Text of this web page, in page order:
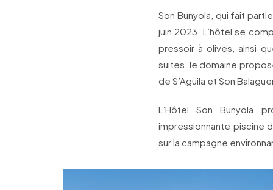
Son Bunyola, qui fait
juin 2023. L’hôtel se
pressoir à olives, ainsi
suites, le domaine
de S’Aguila et Son
L’Hôtel Son Bunyola
impressionnante piscine
sur la campagne